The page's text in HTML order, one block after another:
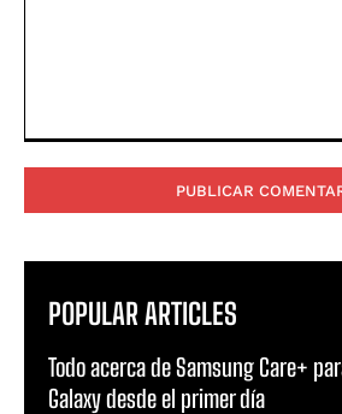
POPULAR ARTICLES
Todo acerca de Samsung Care+
Galaxy desde el primer día